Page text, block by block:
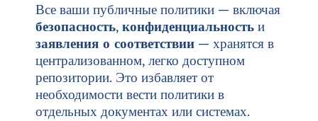
Все ваши публичные политики — включая
безопасность, конфиденциальность и
заявления о соответствии — хранятся в
централизованном, легко доступном
репозитории. Это избавляет от
необходимости вести политики в
отдельных документах или системах.